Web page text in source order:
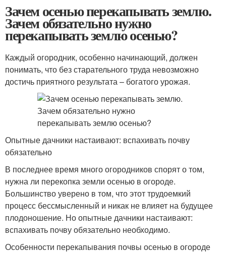
Зачем осенью перекапывать землю.
Зачем обязательно нужно
перекапывать землю осенью?
Каждый огородник, особенно начинающий, должен
понимать, что без старательного труда невозможно
достичь приятного результата – богатого урожая.
Опытные дачники настаивают: вспахивать почву
обязательно
В последнее время много огородников спорят о том,
нужна ли перекопка земли осенью в огороде.
Большинство уверено в том, что этот трудоемкий
процесс бессмысленный и никак не влияет на будущее
плодоношение. Но опытные дачники настаивают:
вспахивать почву обязательно необходимо.
Особенности перекапывания почвы осенью в огороде